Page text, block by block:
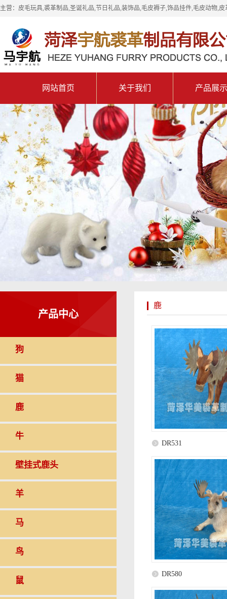
主营：皮毛玩具,裘革制品,圣诞礼品,节日礼品,装饰品,毛皮褥子,饰品挂件,毛皮动物,
网站首页 关于我们 产品展示
产品中心
狗
猫
鹿
牛
壁挂式鹿头
羊
马
鸟
鼠
鹿
DR531
DR580